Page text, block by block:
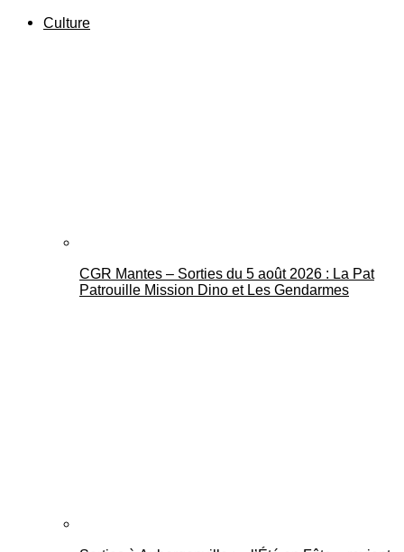
Culture
CGR Mantes – Sorties du 5 août 2026 : La Pat
Patrouille Mission Dino et Les Gendarmes